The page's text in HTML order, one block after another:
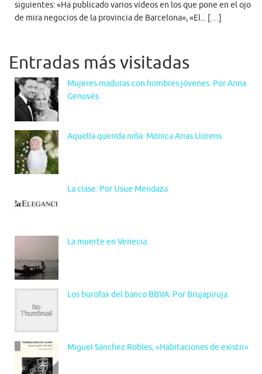
siguientes: «Ha publicado varios vídeos en los que pone en el ojo
de mira negocios de la provincia de Barcelona», «El... […]
Entradas más visitadas
Mujeres maduras con hombres jóvenes. Por Anna
Genovés
Aquella querida niña. Mónica Arias Llorens
La clase. Por Usue Mendaza
La muerte en Venecia.
Los burofax del banco BBVA. Por Brujapiruja
Miguel Sánchez Robles, «Habitaciones de existir»